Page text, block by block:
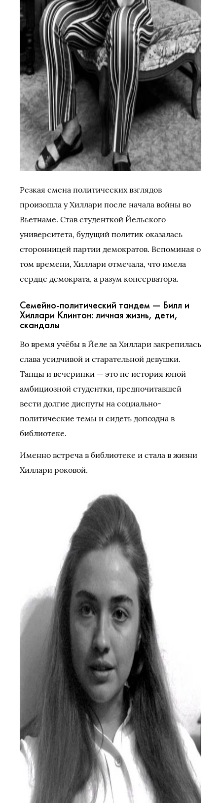
Резкая смена политических взглядов
произошла у Хиллари после начала войны во
Вьетнаме. Став студенткой Йельского
университета, будущий политик оказалась
сторонницей партии демократов. Вспоминая о
том времени, Хиллари отмечала, что имела
сердце демократа, а разум консерватора.
Семейно-политический тандем — Билл и
Хиллари Клинтон: личная жизнь, дети,
скандалы
Во время учёбы в Йеле за Хиллари закрепилась
слава усидчивой и старательной девушки.
Танцы и вечеринки — это не история юной
амбициозной студентки, предпочитавшей
вести долгие диспуты на социально-
политические темы и сидеть допоздна в
библиотеке.
Именно встреча в библиотеке и стала в жизни
Хиллари роковой.